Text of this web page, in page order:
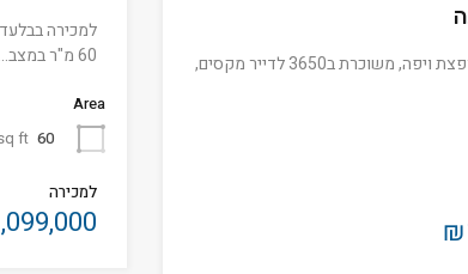
דירת 3 חד', משופצת ויפה, משוכרת ב3650 לדייר מקסים,
60 מ"ר במצב…
Area
60
ft
למכירה